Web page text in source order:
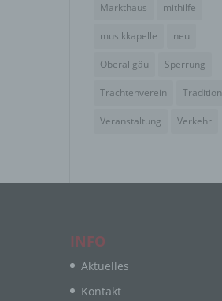
Markthaus mithilfe
musikkapelle neu
Oberallgäu Sperrung
Trachtenverein Tradition
Veranstaltung Verkehr
INFO
Aktuelles
Kontakt
das